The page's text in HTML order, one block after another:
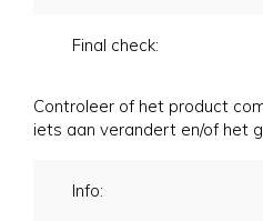
Final check:
Controleer of het product
iets aan verandert en/of het
Info: